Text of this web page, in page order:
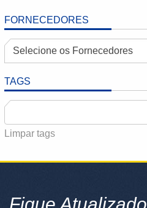
FORNECEDORES
Selecione os Fornecedores
TAGS
Limpar tags